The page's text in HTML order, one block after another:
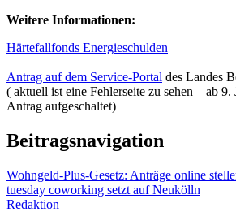
Weitere Informationen:
Härtefallfonds Energieschulden
Antrag auf dem Service-Portal des Landes
( aktuell ist eine Fehlerseite zu sehen – ab
Antrag aufgeschaltet)
Beitragsnavigation
Wohngeld-Plus-Gesetz: Anträge online
tuesday coworking setzt auf Neukölln
Redaktion